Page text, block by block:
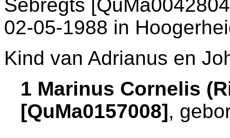
Sebregts
02-05-1988 in
Kind van Adrianus en
1 Marinus Cornelis
[QuMa0157008],